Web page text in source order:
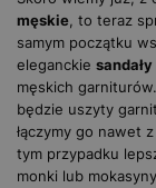
męskie , to teraz
samym początku
eleganckie
męskich
będzie uszyty
łączymy go nawet
tym przypadku
monki lub